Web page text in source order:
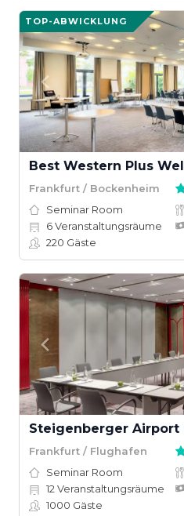
TOP-ABWICKLUNG
Frankfurt / Bockenheim
Seminar Room
6Veranstaltungsräume
220 Gäste
Steigenberger Airport
Frankfurt / Flughafen
Seminar Room
12 Veranstaltungsräume
1000 Gäste